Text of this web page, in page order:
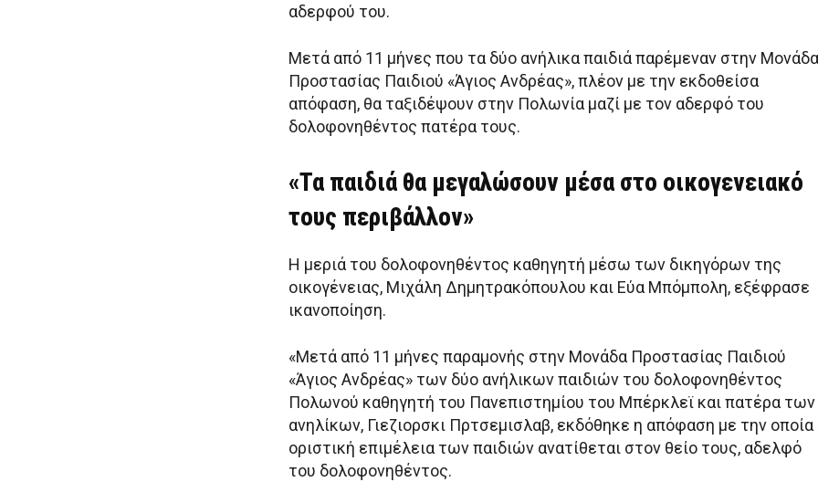
αδερφού του.
Μετά από 11 μήνες που τα δύο ανήλικα παιδιά παρέμεναν στην Μονάδα
Προστασίας Παιδιού «Άγιος Ανδρέας», πλέον με την εκδοθείσα
απόφαση, θα ταξιδέψουν στην Πολωνία μαζί με τον αδερφό του
δολοφονηθέντος πατέρα τους.
«Τα παιδιά θα μεγαλώσουν μέσα στο οικογενειακό
τους περιβάλλον»
Η μεριά του δολοφονηθέντος καθηγητή μέσω των δικηγόρων της
οικογένειας, Μιχάλη Δημητρακόπουλου και Εύα Μπόμπολη, εξέφρασε
ικανοποίηση.
«Μετά από 11 μήνες παραμονής στην Μονάδα Προστασίας Παιδιού
«Άγιος Ανδρέας» των δύο ανήλικων παιδιών του δολοφονηθέντος
Πολωνού καθηγητή του Πανεπιστημίου του Μπέρκλεϊ και πατέρα των
ανηλίκων, Γιεζιορσκι Πρτσεμισλαβ, εκδόθηκε η απόφαση με την οποία
οριστική επιμέλεια των παιδιών ανατίθεται στον θείο τους, αδελφό
του δολοφονηθέντος.